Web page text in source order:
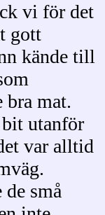
vi för det
gott
kände till
bra mat.
utanför
var alltid
små